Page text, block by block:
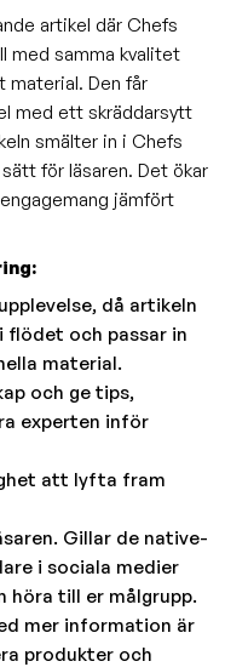
artikel där Chefs
med samma kvalitet
Den får
med ett skräddarsytt
smälter in i Chefs
för läsaren. Det ökar
jämfört
då artikeln
flödet och passar in
material.
och ge tips,
experten inför
att lyfta fram
Gillar de native-
i sociala medier
höra till er målgrupp.
mer information är
produkter och